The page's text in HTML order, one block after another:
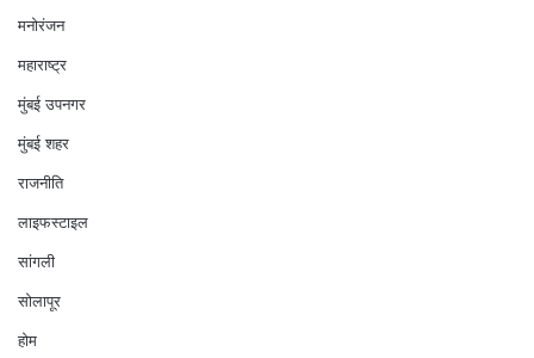
मनोरंजन
महाराष्ट्र
मुंबई उपनगर
मुंबई शहर
राजनीति
लाइफस्टाइल
सांगली
सोलापूर
होम